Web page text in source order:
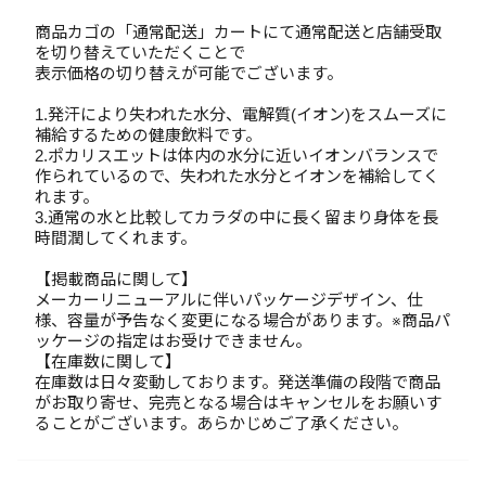
商品カゴの「通常配送」カートにて通常配送と店舗受取
を切り替えていただくことで
表示価格の切り替えが可能でございます。
1.発汗により失われた水分、電解質(イオン)をスムーズに
補給するための健康飲料です。
2.ポカリスエットは体内の水分に近いイオンバランスで
作られているので、失われた水分とイオンを補給してく
れます。
3.通常の水と比較してカラダの中に長く留まり身体を長
時間潤してくれます。
【掲載商品に関して】
メーカーリニューアルに伴いパッケージデザイン、仕
様、容量が予告なく変更になる場合があります。※商品パ
ッケージの指定はお受けできません。
【在庫数に関して】
在庫数は日々変動しております。発送準備の段階で商品
がお取り寄せ、完売となる場合はキャンセルをお願いす
ることがございます。あらかじめご了承ください。